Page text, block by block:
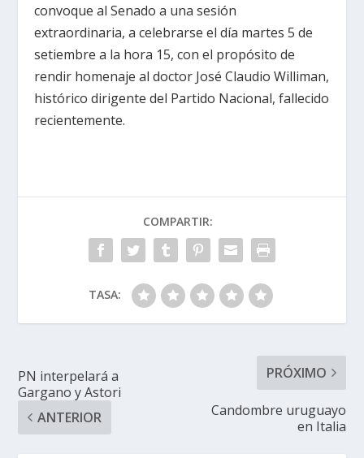
convoque al Senado a una sesión
extraordinaria, a celebrarse el día martes 5 de
setiembre a la hora 15, con el propósito de
rendir homenaje al doctor José Claudio Williman,
histórico dirigente del Partido Nacional, fallecido
recientemente.
COMPARTIR:
TASA:
PN interpelará a
Gargano y Astori
ANTERIOR
PRÓXIMO
Candombre uruguayo
en Italia